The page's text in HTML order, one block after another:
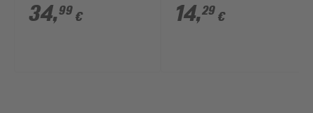
Iso Flex Gel 4-tlg.
34,99 € 14,29 €